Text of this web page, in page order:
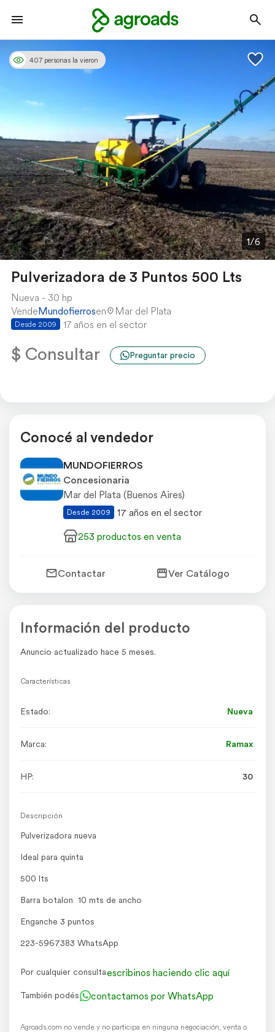
1/6
407 personas la vieron
Pulverizadora de 3 Puntos 500 Lts
Nueva
30 hp
VendeMundofierrosen Mar del Plata
Desde 2009 17 años en el sector
$ Consultar Preguntar precio
Conocé al vendedor
MUNDOFIERROS
Concesionaria
Mar del Plata (Buenos Aires)
Desde 2009
17 años en el sector
253 productos en venta
Contactar Ver Catálogo
Información del producto
Anuncio actualizado hace 5 meses.
Características
Estado: Nueva
Marca: Ramax
HP: 30
Descripción
Pulverizadora nueva
Ideal para quinta
500 lts
Barra botalon 10 mts de ancho
Enganche 3 puntos
223-5967383 WhatsApp
Por cualquier consultaescribinos haciendo clic aquí
También podés contactarnos por WhatsApp
Agroads.com no vende y no participa en ninguna negociación, venta o